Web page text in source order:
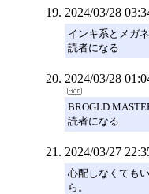
2024/03/28
インキ系とメガ
読者になる
2024/03/28
BROGLD
読者になる
2024/03/27
心配しなくても
ら。